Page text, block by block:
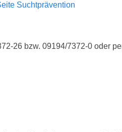
Suchtprävention
26 bzw. 09194/7372-0 oder